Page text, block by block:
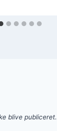
blive publiceret.